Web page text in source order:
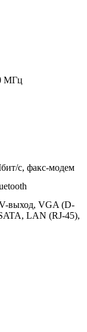
МГц
c, факс-модем
выход, VGA (D-
LAN (RJ-45),